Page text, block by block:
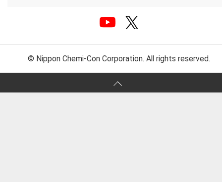
© Nippon Chemi-Con Corporation. All rights reserved.